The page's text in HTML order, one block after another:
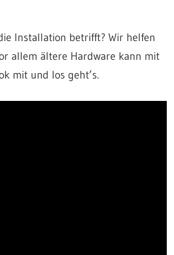
Installation betrifft? Wir helfen
allem ältere Hardware kann mit
mit und los geht’s.